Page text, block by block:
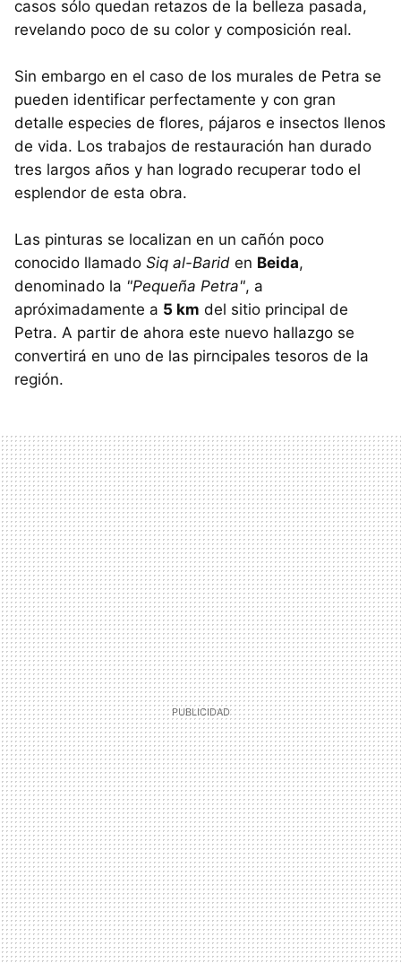
casos sólo quedan retazos de la belleza pasada,
revelando poco de su color y composición real.
Sin embargo en el caso de los murales de Petra se
pueden identificar perfectamente y con gran
detalle especies de flores, pájaros e insectos llenos
de vida. Los trabajos de restauración han durado
tres largos años y han logrado recuperar todo el
esplendor de esta obra.
Las pinturas se localizan en un cañón poco
conocido llamado Siq al-Barid en Beida,
denominado la "Pequeña Petra", a
apróximadamente a 5 km del sitio principal de
Petra. A partir de ahora este nuevo hallazgo se
convertirá en uno de las pirncipales tesoros de la
región.